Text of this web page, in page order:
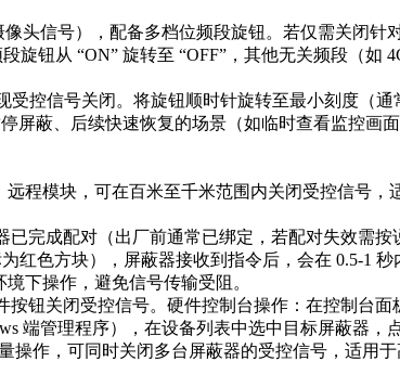
头信号），配备多档位频段旋钮。若仅需关闭针
钮从 “ON” 旋转至 “OFF”，其他无关频段（如
控信号关闭。将旋钮顺时针旋转至最小刻度（通
屏蔽、后续快速恢复的场景（如临时查看监控画
程模块，可在百米至千米范围内关闭受控信号，
完成配对（出厂前通常已绑定，若配对失效需
红色方块），屏蔽器接收到指令后，会在 0.5-1
下操作，避免信号传输受阻。​
钮关闭受控信号。硬件控制台操作：在控制台面
端管理程序），在设备列表中选中目标屏蔽器，
操作，可同时关闭多台屏蔽器的受控信号，适用于